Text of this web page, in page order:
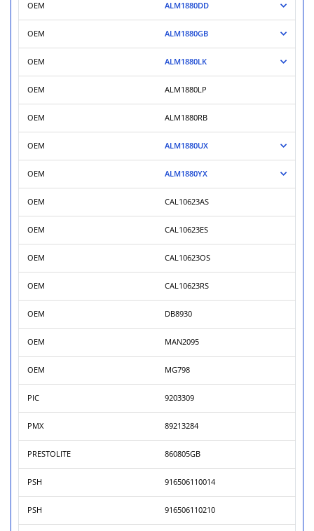
OEM ALM1880DD
OEM ALM1880GB
OEM ALM1880LK
OEM ALM1880LP
OEM ALM1880RB
OEM ALM1880UX
OEM ALM1880YX
OEM CAL10623AS
OEM CAL10623ES
OEM CAL10623OS
OEM CAL10623RS
OEM DB8930
OEM MAN2095
OEM MG798
PIC 9203309
PMX 89213284
PRESTOLITE 860805GB
PSH 916506110014
PSH 916506110210